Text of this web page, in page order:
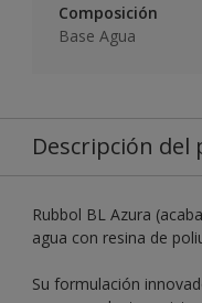
Composición
Base Agua
Descripción del
Rubbol BL Azura
agua con resina de
Su formulación